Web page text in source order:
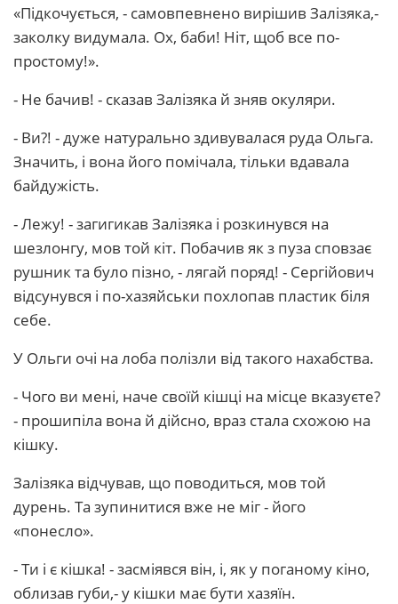
«Підкочується, - самовпевнено вирішив Залізяка,-
заколку видумала. Ох, баби! Ніт, щоб все по-
простому!».
- Не бачив! - сказав Залізяка й зняв окуляри.
- Ви?! - дуже натурально здивувалася руда Ольга.
Значить, і вона його помічала, тільки вдавала
байдужість.
- Лежу! - загигикав Залізяка і розкинувся на
шезлонгу, мов той кіт. Побачив як з пуза сповзає
рушник та було пізно, - лягай поряд! - Сергійович
відсунувся і по-хазяйськи похлопав пластик біля
себе.
У Ольги очі на лоба полізли від такого нахабства.
- Чого ви мені, наче своїй кішці на місце вказуєте?
- прошипіла вона й дійсно, враз стала схожою на
кішку.
Залізяка відчував, що поводиться, мов той
дурень. Та зупинитися вже не міг - його
«понесло».
- Ти і є кішка! - засміявся він, і, як у поганому кіно,
облизав губи,- у кішки має бути хазяїн.